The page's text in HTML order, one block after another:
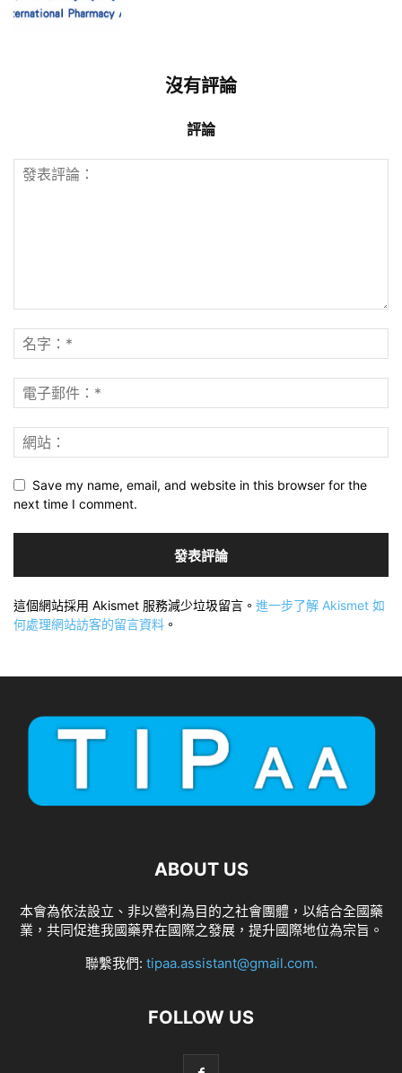
沒有評論
評論
Save my name, email, and website in this browser for the
next time I comment.
這個網站採用 Akismet 服務減少垃圾留言。 進一步了解 Akismet 如
何處理網站訪客的留言資料 。
ABOUT US
本會為依法設立、非以營利為目的之社會團體，以結合全國藥
業，共同促進我國藥界在國際之發展，提升國際地位為宗旨。
聯繫我們: tipaa.assistant@gmail.com.
FOLLOW US